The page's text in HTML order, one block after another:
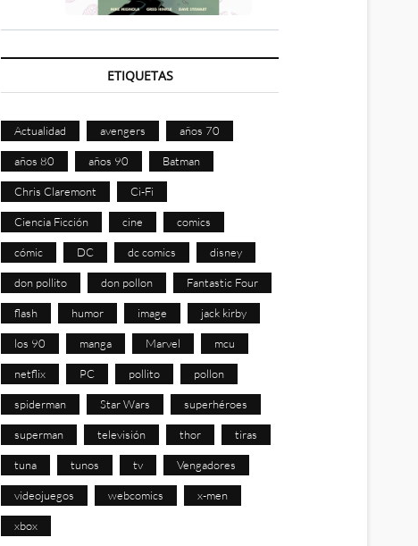
ETIQUETAS
Actualidad avengers años 70
años 80 años 90 Batman
Chris Claremont Ci-Fi
Ciencia Ficción cine comics
cómic DC dc comics disney
don pollito don pollon Fantastic Four
flash humor image jack kirby
los 90 manga Marvel mcu
netflix PC pollito pollon
spiderman Star Wars superhéroes
superman televisión thor tiras
tuna tunos tv Vengadores
videojuegos webcomics x-men
xbox